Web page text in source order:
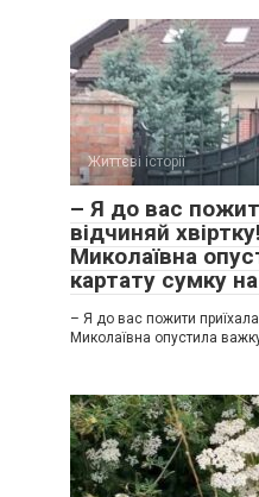
Життєві історії
– Я до вас
відчиняй
Миколаївна
картату сумку
– Я до вас пожити
Миколаївна опустила